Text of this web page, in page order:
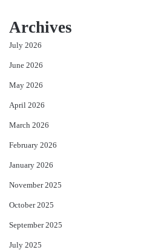
Archives
July 2026
June 2026
May 2026
April 2026
March 2026
February 2026
January 2026
November 2025
October 2025
September 2025
July 2025